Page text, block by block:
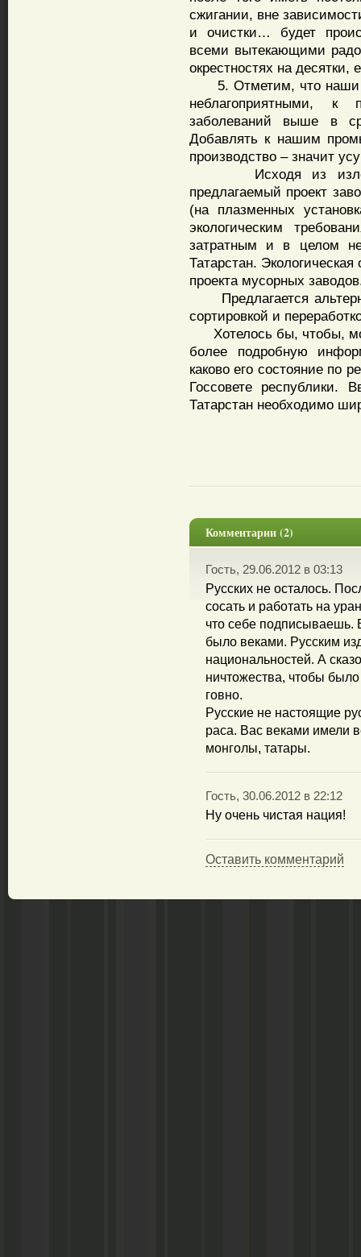
сжигании, вне
и очистки… будет
всеми вытекающими
окрестностях на десятки,
5. Отметим, что наши
неблагоприятными, к
заболеваний выше в
Добавлять к нашим
производство – значит
Исходя из
предлагаемый проект
(на плазменных
экологическим
затратным и в целом не
Татарстан.
проекта мусорных
Предлагается
сортировкой и
Хотелось бы, чтобы,
более подробную
каково его состояние по
Госсовете республики.
Татарстан необходимо
Комментарии (2)
Гость, 29.06.2012 в 03:13
Русских не осталось.
сосать и работать на
что себе подписываешь.
было веками. Русским
национальностей. А
ничтожества, чтобы
говно.
Русские не настоящие
раса. Вас веками имели
монголы, татары.
Гость, 30.06.2012 в 22:12
Ну очень чистая нация!
Оставить комментарий